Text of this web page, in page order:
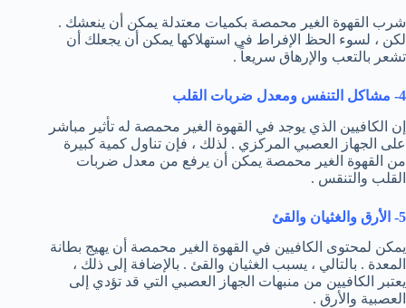
شرب القهوة الغير محمصة بكميات معتدلة يمكن أن ينعشك .
لكن ، لسوء الحظ الإفراط في استهلاكها يمكن أن يجعلك أن
تشعر بالتعب والإرهاق سريعاً .
4- مشاكل التنفس ومعدل ضربات القلب
إن الكافيين الذي يوجد في القهوة الغير محمصة له تأثير مباشر
على الجهاز العصبي المركزي . لذلك ، فإن تناول كمية كبيرة
من القهوة الغير محمصة يمكن أن يرفع من معدل ضربات
القلب والتنقس .
5- الأرق والغثيان والقئ
يمكن لمحتوى الكافيين في القهوة الغير محمصة أن يهيج بطانة
المعدة . بالتالي ، يسبب الغثيان والقئ . بالإضافة إلى ذلك ،
يعتبر الكافيين من منبهات الجهاز العصبي التي قد تؤدي إلى
العصبية والأرق .